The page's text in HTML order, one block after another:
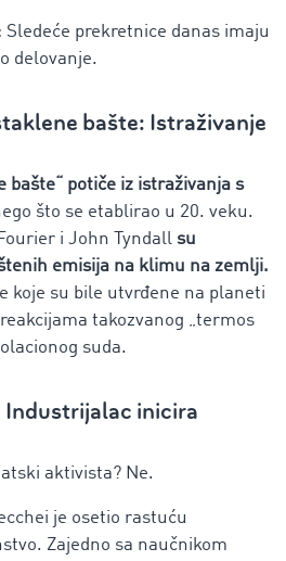
prekretnice danas imaju
delovanje.
bašte: Istraživanje
bašte“ potiče iz istraživanja s
što se etablirao u 20. veku.
i John Tyndall su
emisija na klimu na zemlji.
koje su bile utvrđene na planeti
takozvanog „termos
suda.
Industrijalac inicira
aktivista? Ne.
je osetio rastuću
Zajedno sa naučnikom